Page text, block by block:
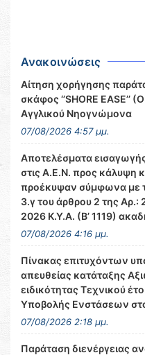
Ανακοινώσεις
Αίτηση χορήγησης
σκάφος ‘’SHORE EASE’’
Αγγλικού Νηογνώμονα
07/08/2026 4:57 μμ.
Αποτελέσματα
στις Α.Ε.Ν. προς κάλυψη
προέκυψαν σύμφωνα με
3.γ του άρθρου 2 της
2026 Κ.Υ.Α. (Β’ 1119)
07/08/2026 4:16 μμ.
Πίνακας επιτυχόντων
απευθείας κατάταξης
ειδικότητας Τεχνικού
Υποβολής Ενστάσεων
07/08/2026 2:18 μμ.
Παράταση διενέργειας